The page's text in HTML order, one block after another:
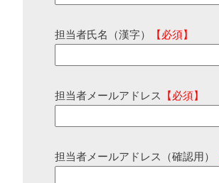
担当者氏名（漢字） 【必須】
担当者メールアドレス 【必須】
担当者メールアドレス（確認用）